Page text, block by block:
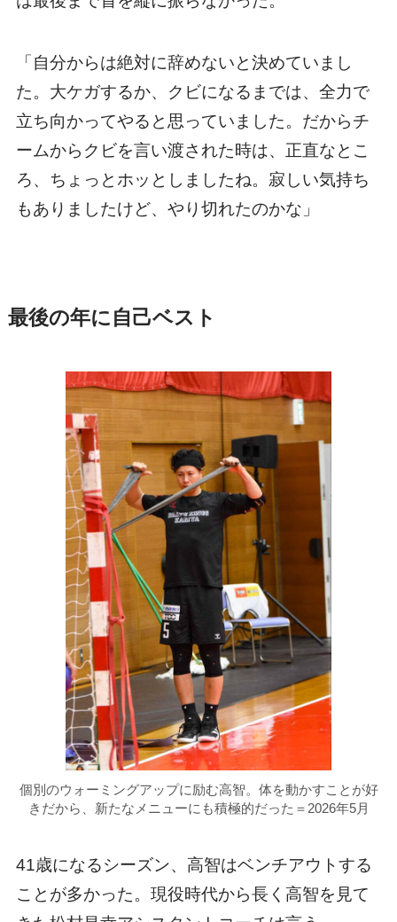
「自分からは絶対に辞めないと決めていまし
た。大ケガするか、クビになるまでは、全力で
立ち向かってやると思っていました。だからチ
ームからクビを言い渡された時は、正直なとこ
ろ、ちょっとホッとしましたね。寂しい気持ち
もありましたけど、やり切れたのかな」
最後の年に自己ベスト
個別のウォーミングアップに励む高智。体を動かすことが好
きだから、新たなメニューにも積極的だった＝2026年5月
41歳になるシーズン、高智はベンチアウトする
ことが多かった。現役時代から長く高智を見て